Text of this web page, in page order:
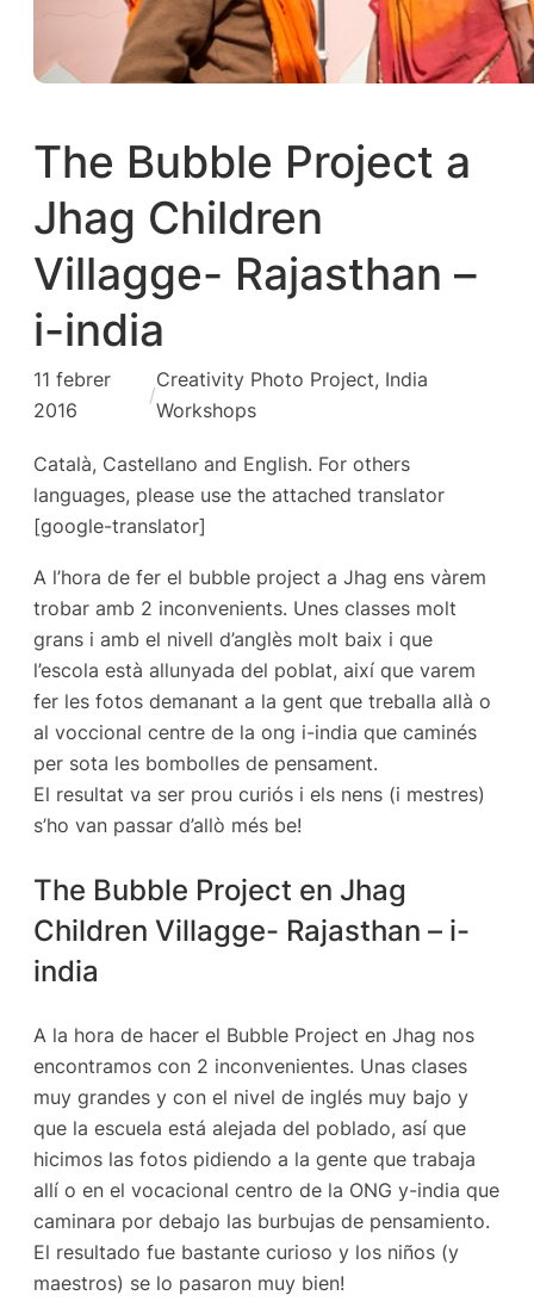
The Bubble Project a
Jhag Children
Villagge- Rajasthan –
i-india
11 febrer
2016
/
Creativity Photo Project, India
Workshops
Català, Castellano and English. For others
languages, please use the attached translator
[google-translator]
A l’hora de fer el bubble project a Jhag ens vàrem
trobar amb 2 inconvenients. Unes classes molt
grans i amb el nivell d’anglès molt baix i que
l’escola està allunyada del poblat, així que varem
fer les fotos demanant a la gent que treballa allà o
al voccional centre de la ong i-india que caminés
per sota les bombolles de pensament.
El resultat va ser prou curiós i els nens (i mestres)
s’ho van passar d’allò més be!
The Bubble Project en Jhag
Children Villagge- Rajasthan – i-
india
A la hora de hacer el Bubble Project en Jhag nos
encontramos con 2 inconvenientes. Unas clases
muy grandes y con el nivel de inglés muy bajo y
que la escuela está alejada del poblado, así que
hicimos las fotos pidiendo a la gente que trabaja
allí o en el vocacional centro de la ONG y-india que
caminara por debajo las burbujas de pensamiento.
El resultado fue bastante curioso y los niños (y
maestros) se lo pasaron muy bien!